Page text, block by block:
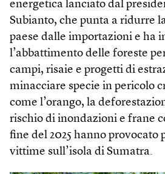
energetica lanciato dal
Subianto, che punta a ridurre
paese dalle importazioni e ha
l’abbattimento delle foreste
campi, risaie e progetti di
minacciare specie in pericolo
come l’orango, la
rischio di inondazioni e frane
fine del 2025 hanno provocato
vittime sull’isola di Sumatra.